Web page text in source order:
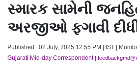
સ્મારક સામેની
અરજીઓ ફગાવી દીધી
Published : 02 July, 2025 12:55 PM | IST |
Gujarati Mid-day Correspondent|